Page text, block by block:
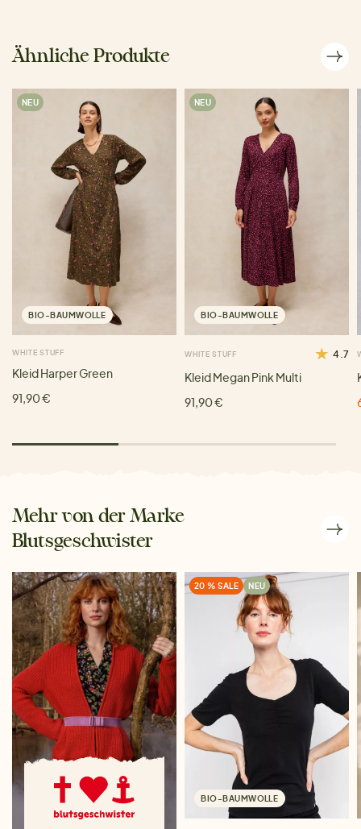
Ähnliche Produkte
NEU
BIO-BAUMWOLLE
WHITE STUFF
Kleid Harper Green
91,90 €
NEU
BIO-BAUMWOLLE
WHITE STUFF 4.7
Kleid Megan Pink Multi
91,90 €
Mehr von der Marke
Blutsgeschwister
20 % SALE NEU
BIO-BAUMWOLLE